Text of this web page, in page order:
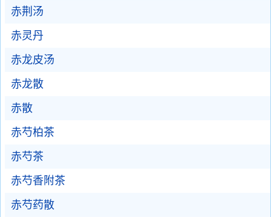
赤荆汤
赤灵丹
赤龙皮汤
赤龙散
赤散
赤芍柏茶
赤芍茶
赤芍香附茶
赤芍药散